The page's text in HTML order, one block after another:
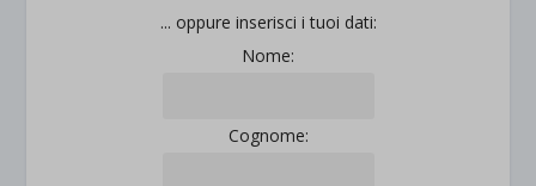
... oppure inserisci i tuoi dati:
Nome:
Cognome: